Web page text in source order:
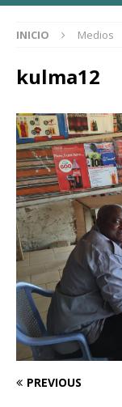
INICIO Medios
kulma12
PREVIOUS